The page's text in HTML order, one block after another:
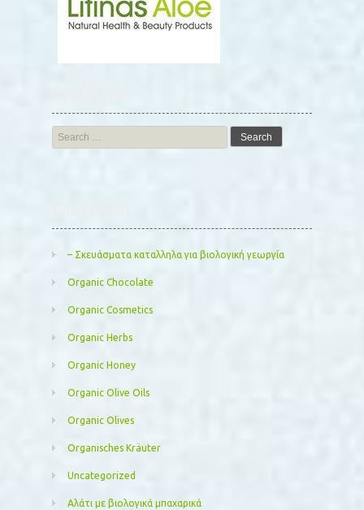
Search
for:
– Σκευάσματα καταλληλα για βιολογική γεωργία
Organic Chocolate
Organic Cosmetics
Organic Herbs
Organic Honey
Organic Olive Oils
Organic Olives
Organisches Kräuter
Uncategorized
Αλάτι με βιολογικά μπαχαρικά